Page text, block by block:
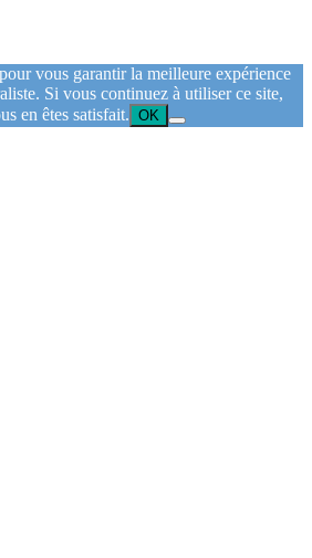
vous garantir la meilleure expérience
Si vous continuez à utiliser ce site,
en êtes satisfait. OK